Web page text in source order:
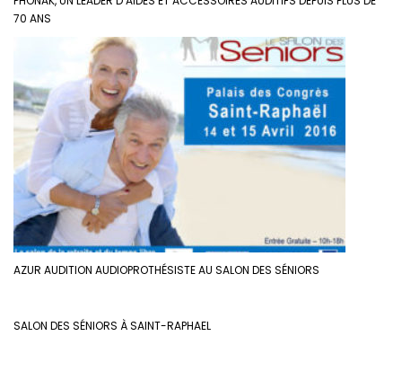
70 ANS
AZUR AUDITION AUDIOPROTHÉSISTE AU SALON DES SÉNIORS
SALON DES SÉNIORS À SAINT-RAPHAEL